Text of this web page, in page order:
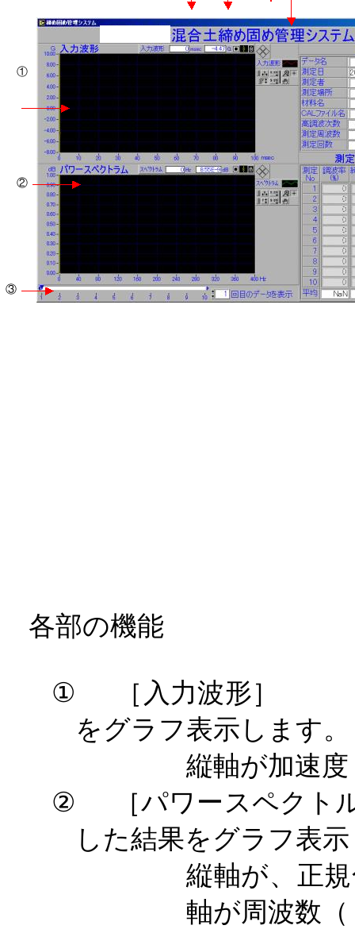
②
①
③
各部の機能
①
［入力波形］
をグラフ表示します。
縦軸が加速
②
［パワースペクト
した結果をグラフ表
縦軸が、正
軸が周波数